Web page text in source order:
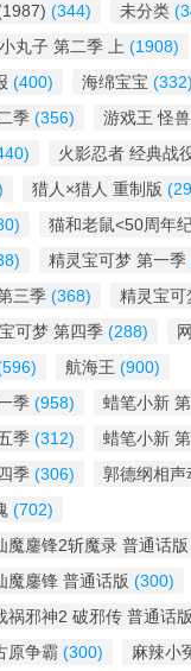
(344) 未分类
丸子 第二季 上 (1908)
(400) 海绵宝宝 (332)
季 (356) 游戏王 怪
火影忍者 经典战
猎人×猎人 重制版
猫和老鼠<50周年
精灵宝可梦 第一季
三季 (368)
精灵宝可
可梦 第四季 (288)
航海王 (900)
季 (958) 蜡笔小新
季 (312) 蜡笔小新
季 (306)
郭德纲相声
(702)
魔鏖锋2斩魔录 普通话版
魔鏖锋 普通话版 (300)
祸邪神2 破邪传 普通话版
原争霸 (300) 麻辣小